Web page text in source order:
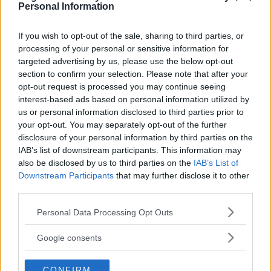
Personal Information
If you wish to opt-out of the sale, sharing to third parties, or
processing of your personal or sensitive information for
targeted advertising by us, please use the below opt-out
section to confirm your selection. Please note that after your
opt-out request is processed you may continue seeing
interest-based ads based on personal information utilized by
us or personal information disclosed to third parties prior to
your opt-out. You may separately opt-out of the further
disclosure of your personal information by third parties on the
IAB’s list of downstream participants. This information may
also be disclosed by us to third parties on the IAB’s List of
Downstream Participants that may further disclose it to other
Please note that this website/app uses one or more Google
not limited to your visit or usage behaviour. You may click to
use your data for below specified purposes in below Google
Personal Data Processing Opt Outs
Google consents
LÄNET: HÄKTAD MAN ÅTALAS FÖR
FLERA BROTT MOT KVINNA
KRIM 03 augusti 2026 08.46
Annons:
FLERA FALL AV MISSHANDEL PÅ ORT I
KOMMUNEN
KRIM 03 augusti 2026 08.15